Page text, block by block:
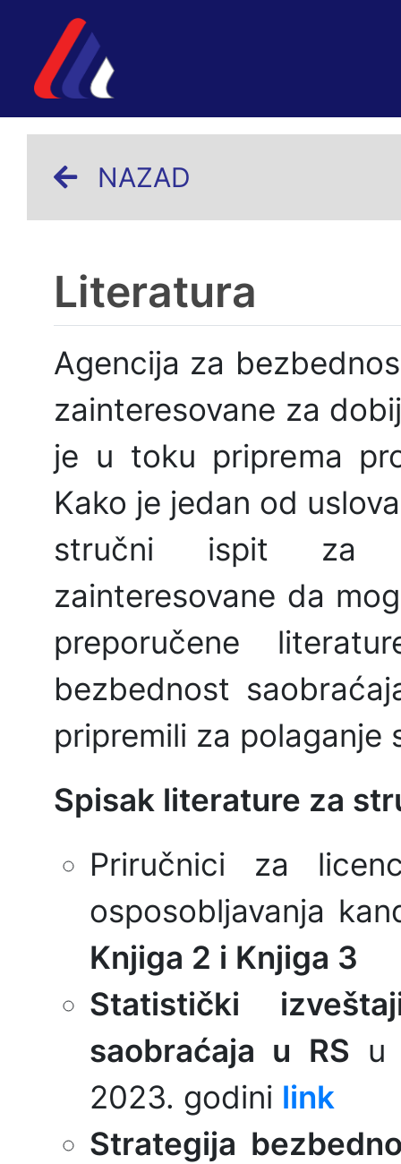
NAZAD
Literatura
Agencija za
zainteresovane za
je u toku priprema
Kako je jedan od
stručni ispit za
zainteresovane da
preporučene
bezbednost
pripremili za polaganje
Spisak literature za
Priručnici za
osposobljavanja
Knjiga 2 i Knjiga 3
Statistički
saobraćaja u RS u
2023. godini link
Strategija